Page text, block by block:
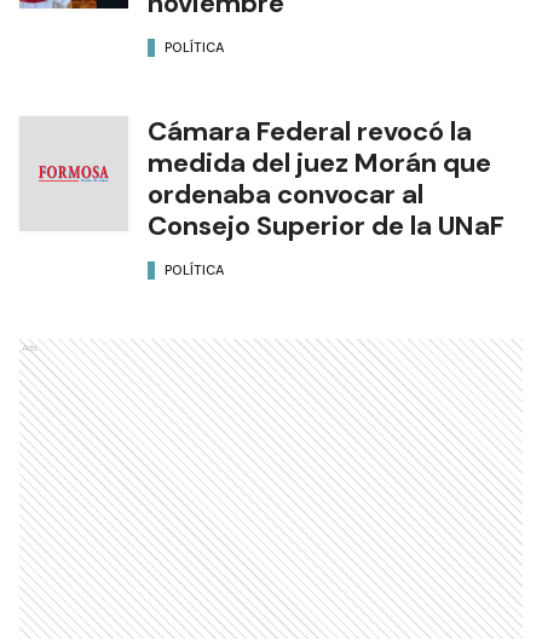
POLÍTICA
Cámara Federal revocó la
medida del juez Morán que
ordenaba convocar al
Consejo Superior de la UNaF
POLÍTICA
Ads